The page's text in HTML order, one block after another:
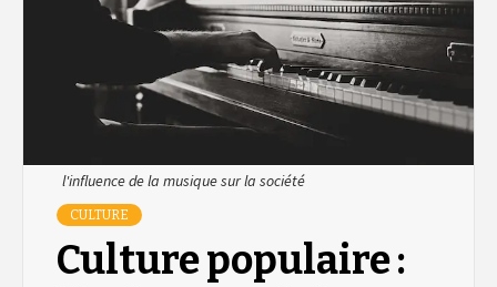
l'influence de la musique sur la société
CULTURE
Culture populaire :